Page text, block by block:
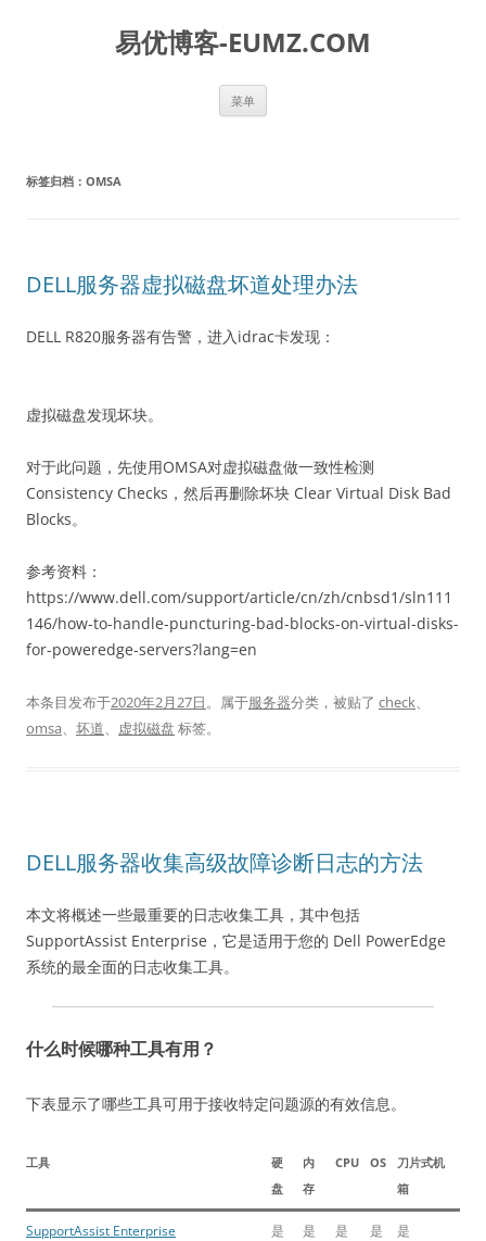
易优博客-EUMZ.COM
菜单
标签归档： OMSA
DELL服务器虚拟磁盘坏道处理办法
DELL R820服务器有告警，进入idrac卡发现：
虚拟磁盘发现坏块。
对于此问题，先使用OMSA对虚拟磁盘做一致性检测
Consistency Checks，然后再删除坏块 Clear Virtual Disk Bad
Blocks。
参考资料：
https://www.dell.com/support/article/cn/zh/cnbsd1/sln111
146/how-to-handle-puncturing-bad-blocks-on-virtual-disks-
for-poweredge-servers?lang=en
本条目发布于2020年2月27日。属于服务器分类，被贴了 check、
omsa、 坏道、 虚拟磁盘 标签。
DELL服务器收集高级故障诊断日志的方法
本文将概述一些最重要的日志收集工具，其中包括
SupportAssist Enterprise，它是适用于您的 Dell PowerEdge
系统的最全面的日志收集工具。
什么时候哪种工具有用？
下表显示了哪些工具可用于接收特定问题源的有效信息。
工具
硬
盘
内
存
CPU OS
刀片式机
箱
SupportAssist Enterprise 是 是 是 是 是